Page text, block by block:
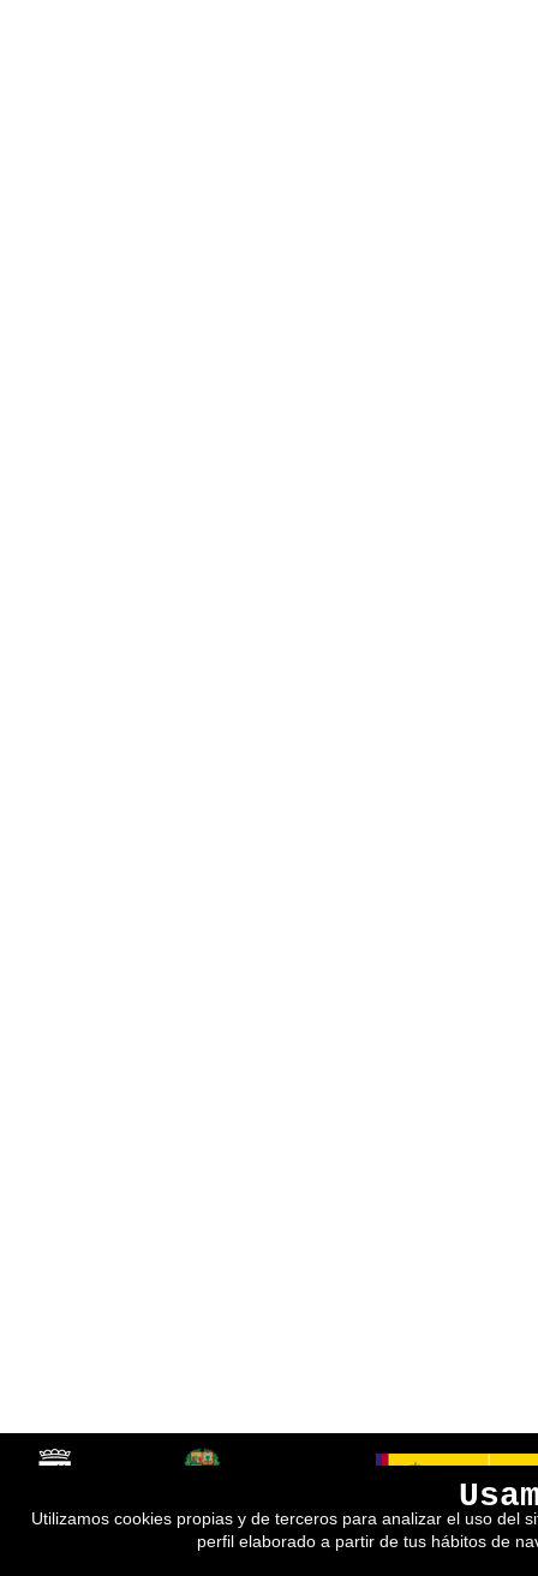
Utilizamos cookies propias y de terceros para analizar el uso del
perfil elaborado a partir de tus hábitos de